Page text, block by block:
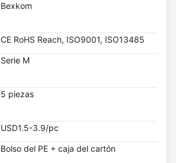
Bexkom
CE RoHS Reach, ISO9001, ISO13485
Serie M
5 piezas
USD1.5-3.9/pc
Bolso del PE + caja del cartón